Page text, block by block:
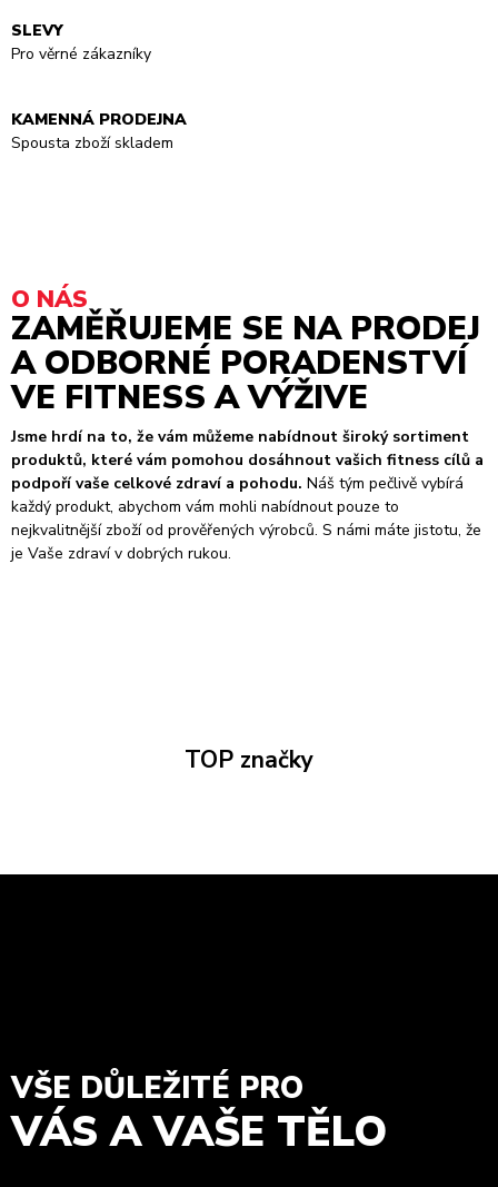
SLEVY
Pro věrné zákazníky
KAMENNÁ PRODEJNA
Spousta zboží skladem
O NÁS
ZAMĚŘUJEME SE NA PRODEJ
A ODBORNÉ PORADENSTVÍ
VE FITNESS A VÝŽIVE
Jsme hrdí na to, že vám můžeme nabídnout široký sortiment
produktů, které vám pomohou dosáhnout vašich fitness cílů a
podpoří vaše celkové zdraví a pohodu. Náš tým pečlivě vybírá
každý produkt, abychom vám mohli nabídnout pouze to
nejkvalitnější zboží od prověřených výrobců. S námi máte jistotu, že
je Vaše zdraví v dobrých rukou.
TOP značky
VŠE DŮLEŽITÉ PRO
VÁS A VAŠE TĚLO